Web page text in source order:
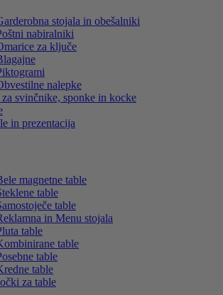
stojala in obešalniki
nabiralniki
za ključe
nalepke
svinčnike, sponke in kocke
in prezentacija
magnetne table
table
table
in Menu stojala
table
table
table
table
za table